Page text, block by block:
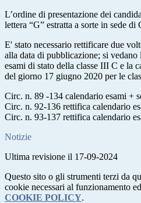
L’ordine di presentazione dei
lettera “G” estratta a sorte in sede
E' stato necessario rettificare due
alla data di pubblicazione; si
esami di stato della classe III C e la
del giorno 17 giugno 2020 per le
Circ. n. 89 -134 calendario esami +
Circ. n. 92-136 rettifica calendario
Circ. n. 93-137 rettifica calendario
Notizie
Ultima revisione il 17-09-2024
Questo sito o gli strumenti terzi da
cookie necessari al funzionamento
COOKIE POLICY.